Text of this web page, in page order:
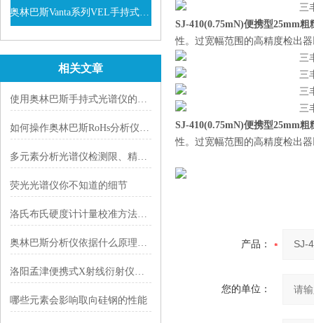
奥林巴斯Vanta系列VEL手持式XRF光谱仪
查看详情
相关文章
使用奥林巴斯手持式光谱仪的注意事项
如何操作奥林巴斯RoHs分析仪以确保有效测量？
多元素分析光谱仪检测限、精度与基质适应性指南
荧光光谱仪你不知道的细节
洛氏布氏硬度计计量校准方法与日常期间核查方案
奥林巴斯分析仪依据什么原理进行工作？
洛阳孟津便携式X射线衍射仪电极检测
哪些元素会影响取向硅钢的性能
SJ-410(0.75mN)便携型25mm
性。过宽幅范围的高精度检出
SJ-410(0.75mN)便携型25mm
性。过宽幅范围的高精度检出
产品：
您的单位：